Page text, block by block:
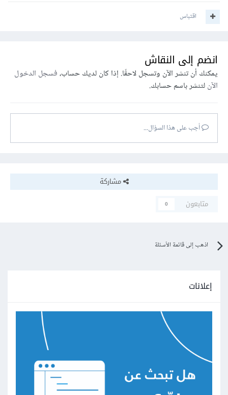
اقتباس
انضم إلى النقاش
يمكنك أن تنشر الآن وتسجل لاحقًا. إذا كان لديك حساب،فسجل الدخول
الآنلتنشر باسم حسابك.
أجب على هذا السؤال...
مشاركة
متابعون
0
اذهب إلى قائمة الأسئلة
إعلانات